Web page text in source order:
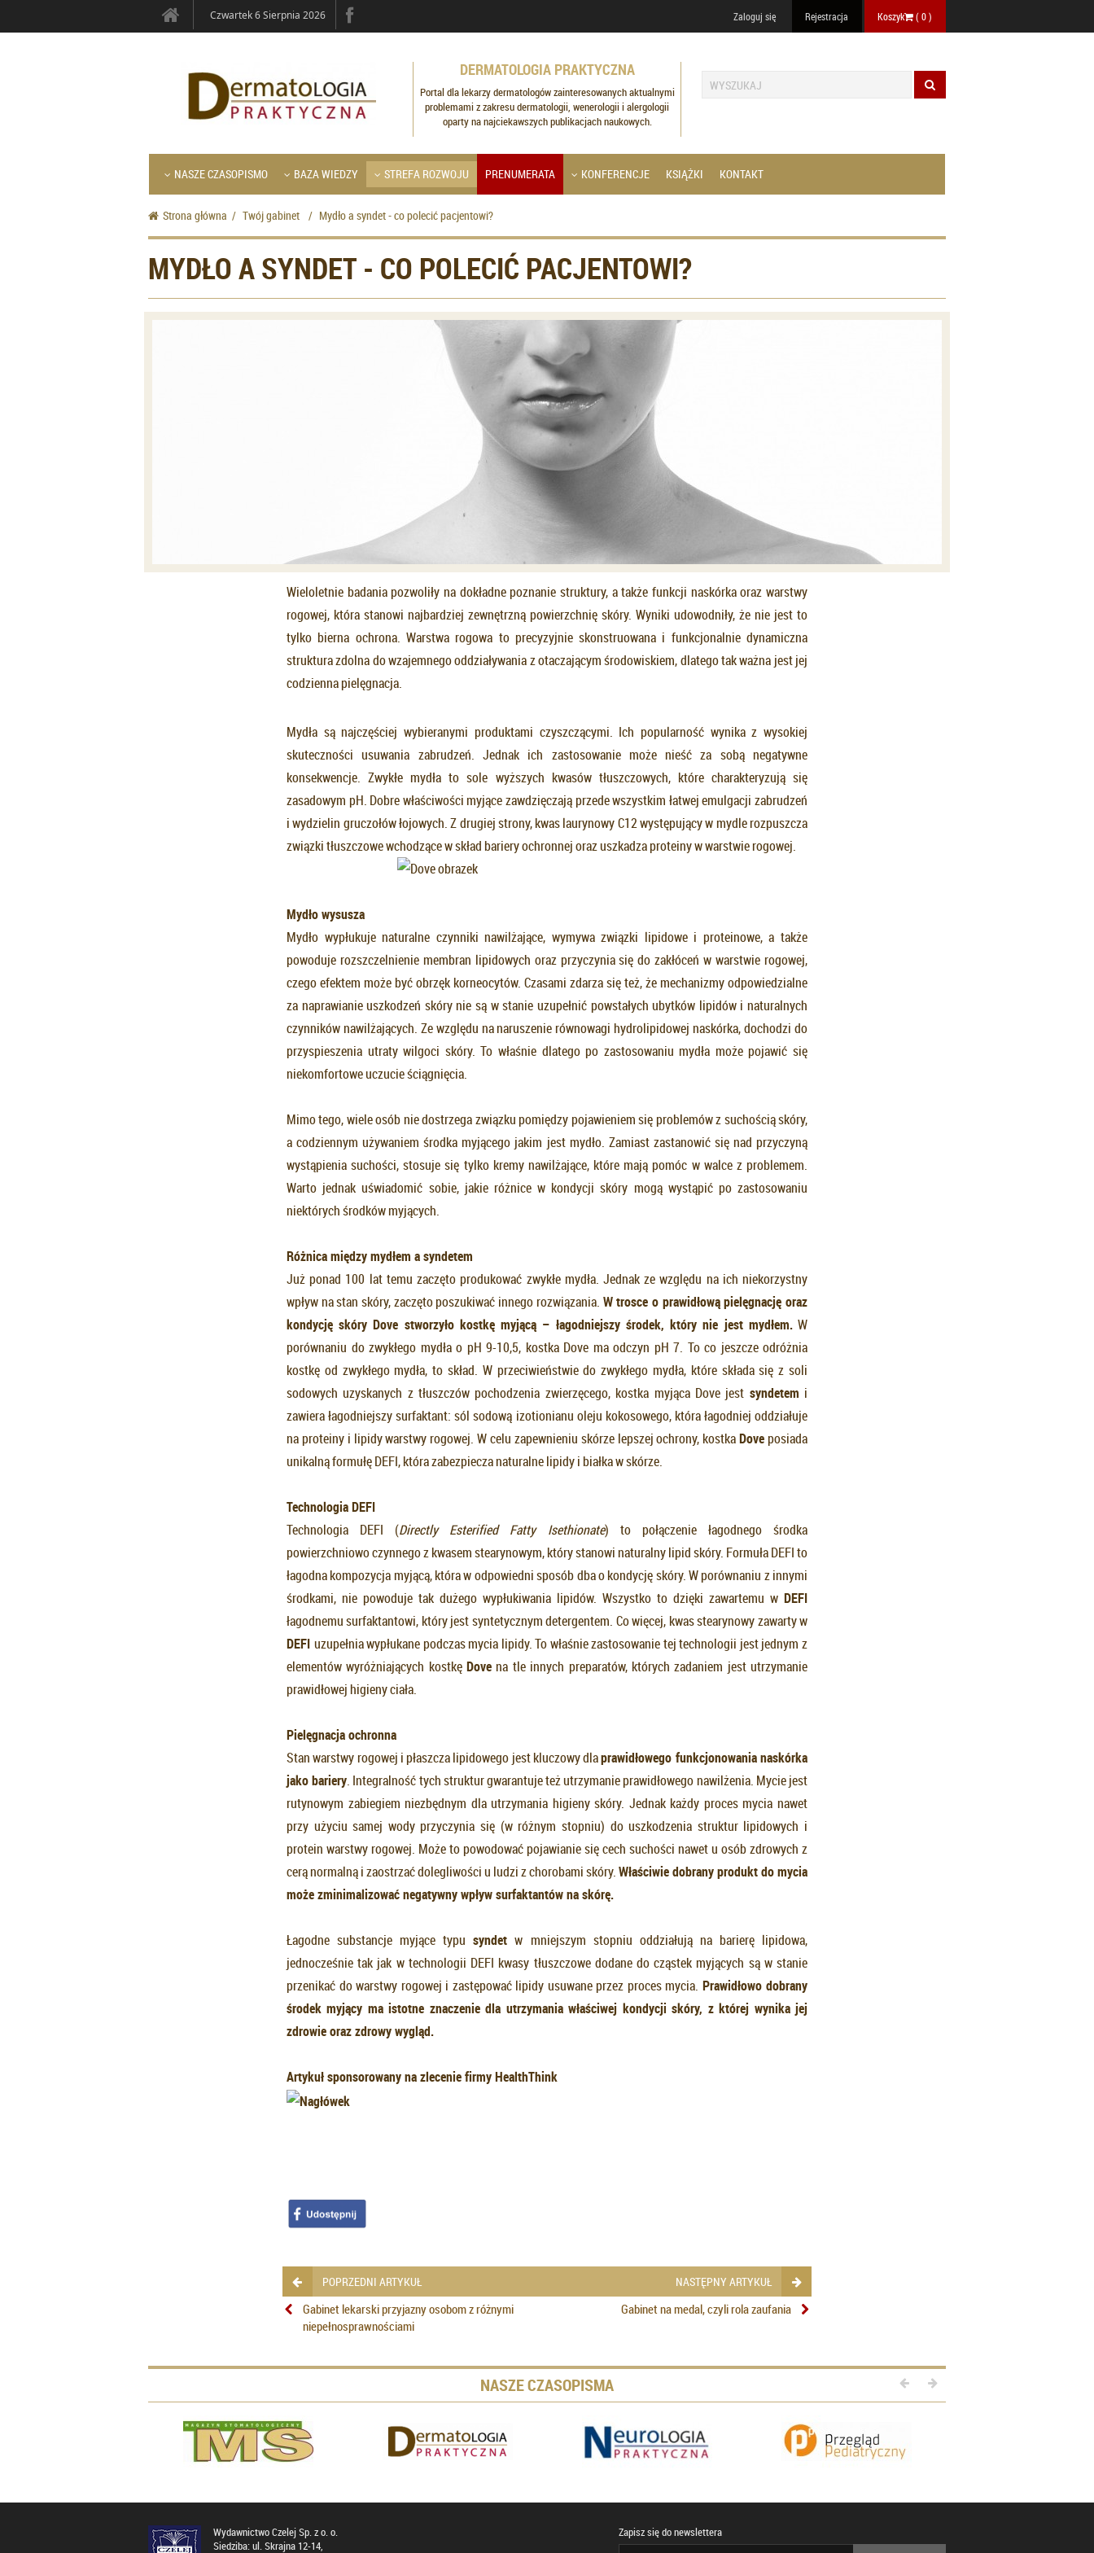
Czwartek 6 Sierpnia 2026 Zaloguj się Rejestracja Koszyk (0)
DERMATOLOGIA PRAKTYCZNA
Portal dla lekarzy dermatologów zainteresowanych aktualnymi
problemami z zakresu dermatologii, wenerologii i alergologii
oparty na najciekawszych publikacjach naukowych.
NASZE CZASOPISMO BAZA WIEDZY STREFA ROZWOJU PRENUMERATA KONFERENCJE KSIĄŻKI KONTAKT
Strona główna / Twój gabinet / Mydło a syndet - co polecić pacjentowi?
MYDŁO A SYNDET - CO POLECIĆ PACJENTOWI?
Wieloletnie badania pozwoliły na dokładne poznanie struktury, a także funkcji naskórka oraz warstwy
rogowej, która stanowi najbardziej zewnętrzną powierzchnię skóry. Wyniki udowodniły, że nie jest to
tylko bierna ochrona. Warstwa rogowa to precyzyjnie skonstruowana i funkcjonalnie dynamiczna
struktura zdolna do wzajemnego oddziaływania z otaczającym środowiskiem, dlatego tak ważna jest jej
codzienna pielęgnacja.
Mydła są najczęściej wybieranymi produktami czyszczącymi. Ich popularność wynika z wysokiej
skuteczności usuwania zabrudzeń. Jednak ich zastosowanie może nieść za sobą negatywne
konsekwencje. Zwykłe mydła to sole wyższych kwasów tłuszczowych, które charakteryzują się
zasadowym pH. Dobre właściwości myjące zawdzięczają przede wszystkim łatwej emulgacji zabrudzeń
i wydzielin gruczołów łojowych. Z drugiej strony, kwas laurynowy C12 występujący w mydle rozpuszcza
związki tłuszczowe wchodzące w skład bariery ochronnej oraz uszkadza proteiny w warstwie rogowej.
Mydło wysusza
Mydło wypłukuje naturalne czynniki nawilżające, wymywa związki lipidowe i proteinowe, a także
powoduje rozszczelnienie membran lipidowych oraz przyczynia się do zakłóceń w warstwie rogowej,
czego efektem może być obrzęk korneocytów. Czasami zdarza się też, że mechanizmy odpowiedzialne
za naprawianie uszkodzeń skóry nie są w stanie uzupełnić powstałych ubytków lipidów i naturalnych
czynników nawilżających. Ze względu na naruszenie równowagi hydrolipidowej naskórka, dochodzi do
przyspieszenia utraty wilgoci skóry. To właśnie dlatego po zastosowaniu mydła może pojawić się
niekomfortowe uczucie ściągnięcia.
Mimo tego, wiele osób nie dostrzega związku pomiędzy pojawieniem się problemów z suchością skóry,
a codziennym używaniem środka myjącego jakim jest mydło. Zamiast zastanowić się nad przyczyną
wystąpienia suchości, stosuje się tylko kremy nawilżające, które mają pomóc w walce z problemem.
Warto jednak uświadomić sobie, jakie różnice w kondycji skóry mogą wystąpić po zastosowaniu
niektórych środków myjących.
Różnica między mydłem a syndetem
Już ponad 100 lat temu zaczęto produkować zwykłe mydła. Jednak ze względu na ich niekorzystny
wpływ na stan skóry, zaczęto poszukiwać innego rozwiązania. W trosce o prawidłowąpielęgnację oraz
kondycję skóry Dove stworzyło kostkęmyjącą – łagodniejszy środek, który nie jest mydłem.W
porównaniu do zwykłego mydła o pH 9-10,5, kostka Dove ma odczyn pH 7. To co jeszcze odróżnia
kostkę od zwykłego mydła, to skład. W przeciwieństwie do zwykłego mydła, które składa się z soli
sodowych uzyskanych z tłuszczów pochodzenia zwierzęcego, kostka myjąca Dove jest syndetem i
zawiera łagodniejszy surfaktant: sól sodową izotionianu oleju kokosowego, która łagodniej oddziałuje
na proteiny i lipidy warstwy rogowej. W celu zapewnieniu skórze lepszej ochrony, kostkaDove posiada
unikalną formułę DEFI, która zabezpiecza naturalne lipidy i białka w skórze.
Technologia DEFI
Technologia DEFI (Directly Esterified Fatty Isethionate) to połączenie łagodnego środka
powierzchniowo czynnego z kwasem stearynowym, który stanowi naturalny lipid skóry. Formuła DEFI to
łagodna kompozycja myjącą, która w odpowiedni sposób dba o kondycję skóry. W porównaniu z innymi
środkami, nie powoduje tak dużego wypłukiwania lipidów. Wszystko to dzięki zawartemu w DEFI
łagodnemu surfaktantowi, który jest syntetycznym detergentem. Co więcej, kwas stearynowy zawarty w
DEFI uzupełnia wypłukane podczas mycia lipidy. To właśnie zastosowanie tej technologii jest jednym z
elementów wyróżniających kostkęDove na tle innych preparatów, których zadaniem jest utrzymanie
prawidłowej higieny ciała.
Pielęgnacja ochronna
Stan warstwy rogowej i płaszcza lipidowego jest kluczowy dlaprawidłowego funkcjonowania naskórka
jako bariery. Integralność tych struktur gwarantuje też utrzymanie prawidłowego nawilżenia. Mycie jest
rutynowym zabiegiem niezbędnym dla utrzymania higieny skóry. Jednak każdy proces mycia nawet
przy użyciu samej wody przyczynia się (w różnym stopniu) do uszkodzenia struktur lipidowych i
protein warstwy rogowej. Może to powodować pojawianie się cech suchości nawet u osób zdrowych z
cerą normalną i zaostrzać dolegliwości u ludzi z chorobami skóry.Właściwie dobrany produkt do mycia
może zminimalizowaćnegatywny wpływ surfaktantów na skórę.
Łagodne substancje myjące typusyndet w mniejszym stopniu oddziałują na barierę lipidowa,
jednocześnie tak jak w technologii DEFI kwasy tłuszczowe dodane do cząstek myjących są w stanie
przenikać do warstwy rogowej i zastępować lipidy usuwane przez proces mycia. Prawidłowo dobrany
środek myjący ma istotne znaczenie dla utrzymania właściwej kondycji skóry, z której wynika jej
zdrowie oraz zdrowy wygląd.
Artykuł sponsorowany na zlecenie firmyHealthThink
POPRZEDNI ARTYKUŁ NASTĘPNY ARTYKUŁ
Gabinet lekarski przyjazny osobom z różnymi
niepełnosprawnościami
Gabinet na medal, czyli rola zaufania
NASZE CZASOPISMA
Wydawnictwo Czelej Sp. z o. o.
Siedziba: ul. Skrajna 12-14,
Zapisz się do newslettera